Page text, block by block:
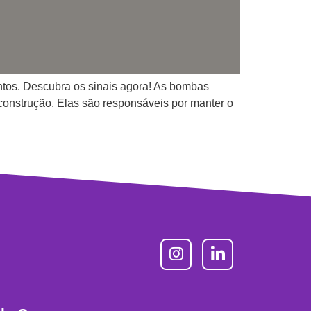
Descubra os sinais agora! As bombas
Elas são responsáveis por manter o